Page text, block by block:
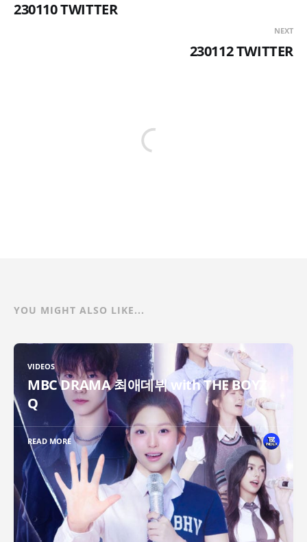
230110 TWITTER
NEXT
230112 TWITTER
YOU MIGHT ALSO LIKE...
VIDEOS
MBC DRAMA 최애데뷔 with THE BOYZ
Q
READ MORE